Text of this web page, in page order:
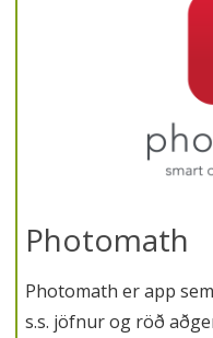
Photomath
Photomath er app
s.s. jöfnur og röð